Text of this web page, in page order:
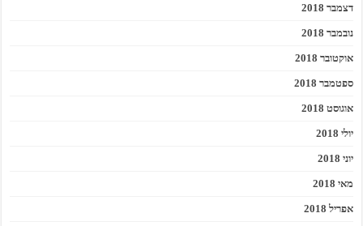
דצמבר 2018
נובמבר 2018
אוקטובר 2018
ספטמבר 2018
אוגוסט 2018
יולי 2018
יוני 2018
מאי 2018
אפריל 2018